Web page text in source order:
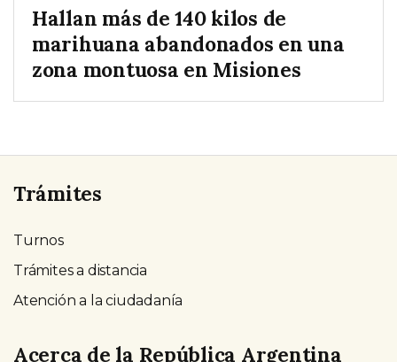
Hallan más de 140 kilos de
marihuana abandonados en una
zona montuosa en Misiones
Trámites
Turnos
Trámites a distancia
Atención a la ciudadanía
Acerca de la República Argentina